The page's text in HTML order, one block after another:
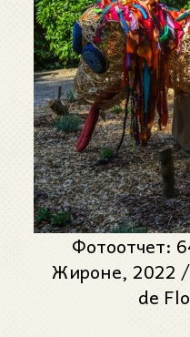
Фотоотчет:
Жироне, 2022 /
de